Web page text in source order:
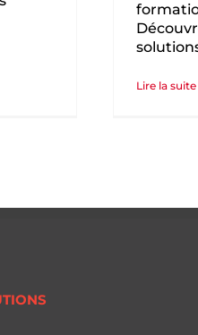
Lire la suite